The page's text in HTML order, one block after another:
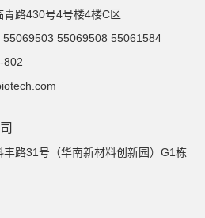
青路430号4号楼4楼C区
55069508 55061584
802
丰路31号（华南新材料创新园）G1栋